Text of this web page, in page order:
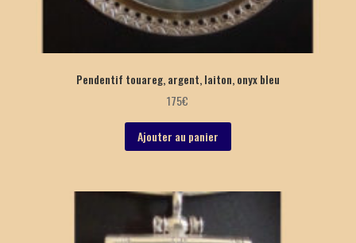
Pendentif touareg, argent, laiton, onyx bleu
175€
Ajouter au panier